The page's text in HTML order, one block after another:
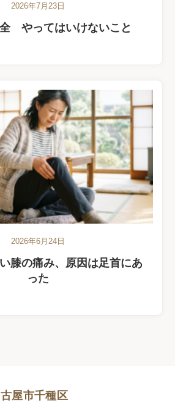
2026年7月23日
やってはいけないこと
2026年6月24日
膝の痛み、原因は足首にあ
った
屋市千種区